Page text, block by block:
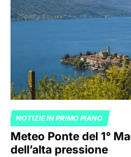
POSTED
IN
NOTIZIE IN PRIMO PIANO
Meteo Ponte del 1°
dell’alta pressione